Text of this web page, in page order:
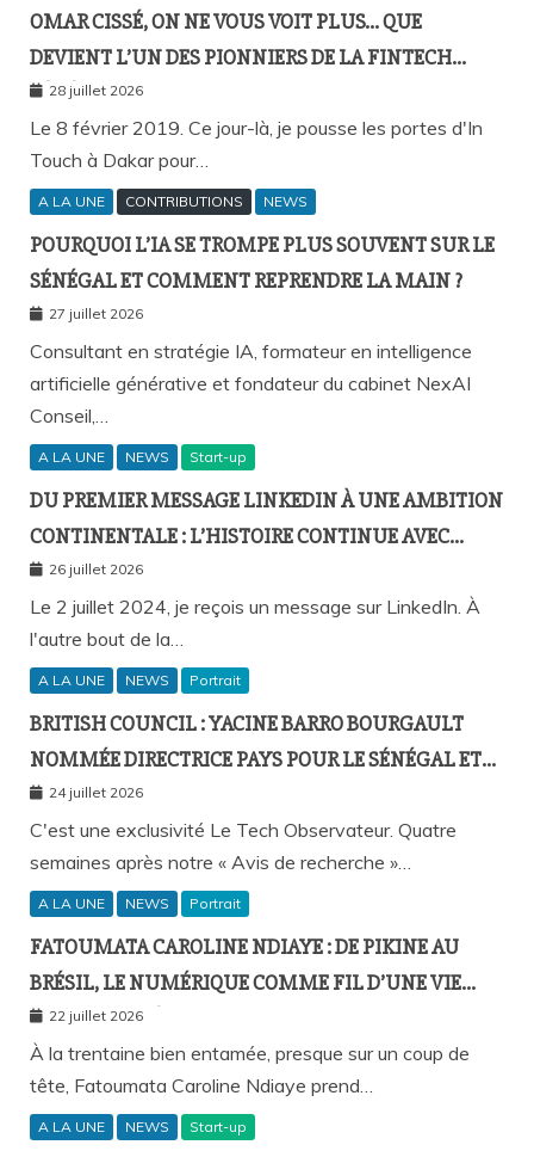
OMAR CISSÉ, ON NE VOUS VOIT PLUS… QUE
DEVIENT L’UN DES PIONNIERS DE LA FINTECH
SÉNÉGALAISE ?
28 juillet 2026
Le 8 février 2019. Ce jour-là, je pousse les portes d'In
Touch à Dakar pour…
A LA UNE CONTRIBUTIONS NEWS
POURQUOI L’IA SE TROMPE PLUS SOUVENT SUR LE
SÉNÉGAL ET COMMENT REPRENDRE LA MAIN ?
27 juillet 2026
Consultant en stratégie IA, formateur en intelligence
artificielle générative et fondateur du cabinet NexAI
Conseil,…
A LA UNE NEWS Start-up
DU PREMIER MESSAGE LINKEDIN À UNE AMBITION
CONTINENTALE : L’HISTOIRE CONTINUE AVEC
BIRAHIM FALL ET BICTORYS
26 juillet 2026
Le 2 juillet 2024, je reçois un message sur LinkedIn. À
l'autre bout de la…
A LA UNE NEWS Portrait
BRITISH COUNCIL : YACINE BARRO BOURGAULT
NOMMÉE DIRECTRICE PAYS POUR LE SÉNÉGAL ET
L’AFRIQUE FRANCOPHONE
24 juillet 2026
C'est une exclusivité Le Tech Observateur. Quatre
semaines après notre « Avis de recherche »…
A LA UNE NEWS Portrait
FATOUMATA CAROLINE NDIAYE : DE PIKINE AU
BRÉSIL, LE NUMÉRIQUE COMME FIL D’UNE VIE
SANS FRONTIÈRES
22 juillet 2026
À la trentaine bien entamée, presque sur un coup de
tête, Fatoumata Caroline Ndiaye prend…
A LA UNE NEWS Start-up